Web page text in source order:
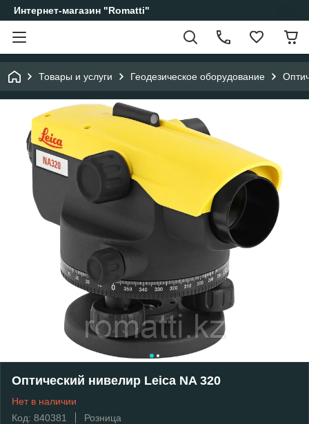
Интернет-магазин "Romatti"
Товары и услуги Геодезическое оборудование
Оптический нивелир Leica NA 320
Нет в наличии
Код: 840381
Розница